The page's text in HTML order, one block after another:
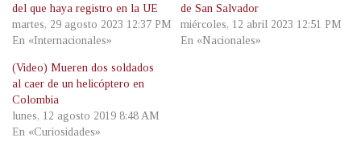
del que haya registro en la UE
martes, 29 agosto 2023 12:37 PM
En «Internacionales»
de San Salvador
miércoles, 12 abril 2023 12:51 PM
En «Nacionales»
(Video) Mueren dos soldados
al caer de un helicóptero en
Colombia
lunes, 12 agosto 2019 8:48 AM
En «Curiosidades»